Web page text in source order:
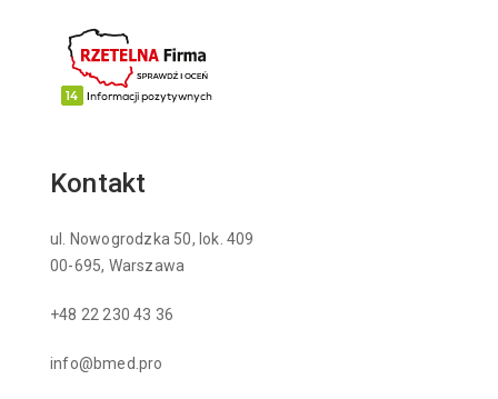
Kontakt
ul. Nowogrodzka 50, lok. 409
00-695, Warszawa
+48 22 230 43 36
info@bmed.pro